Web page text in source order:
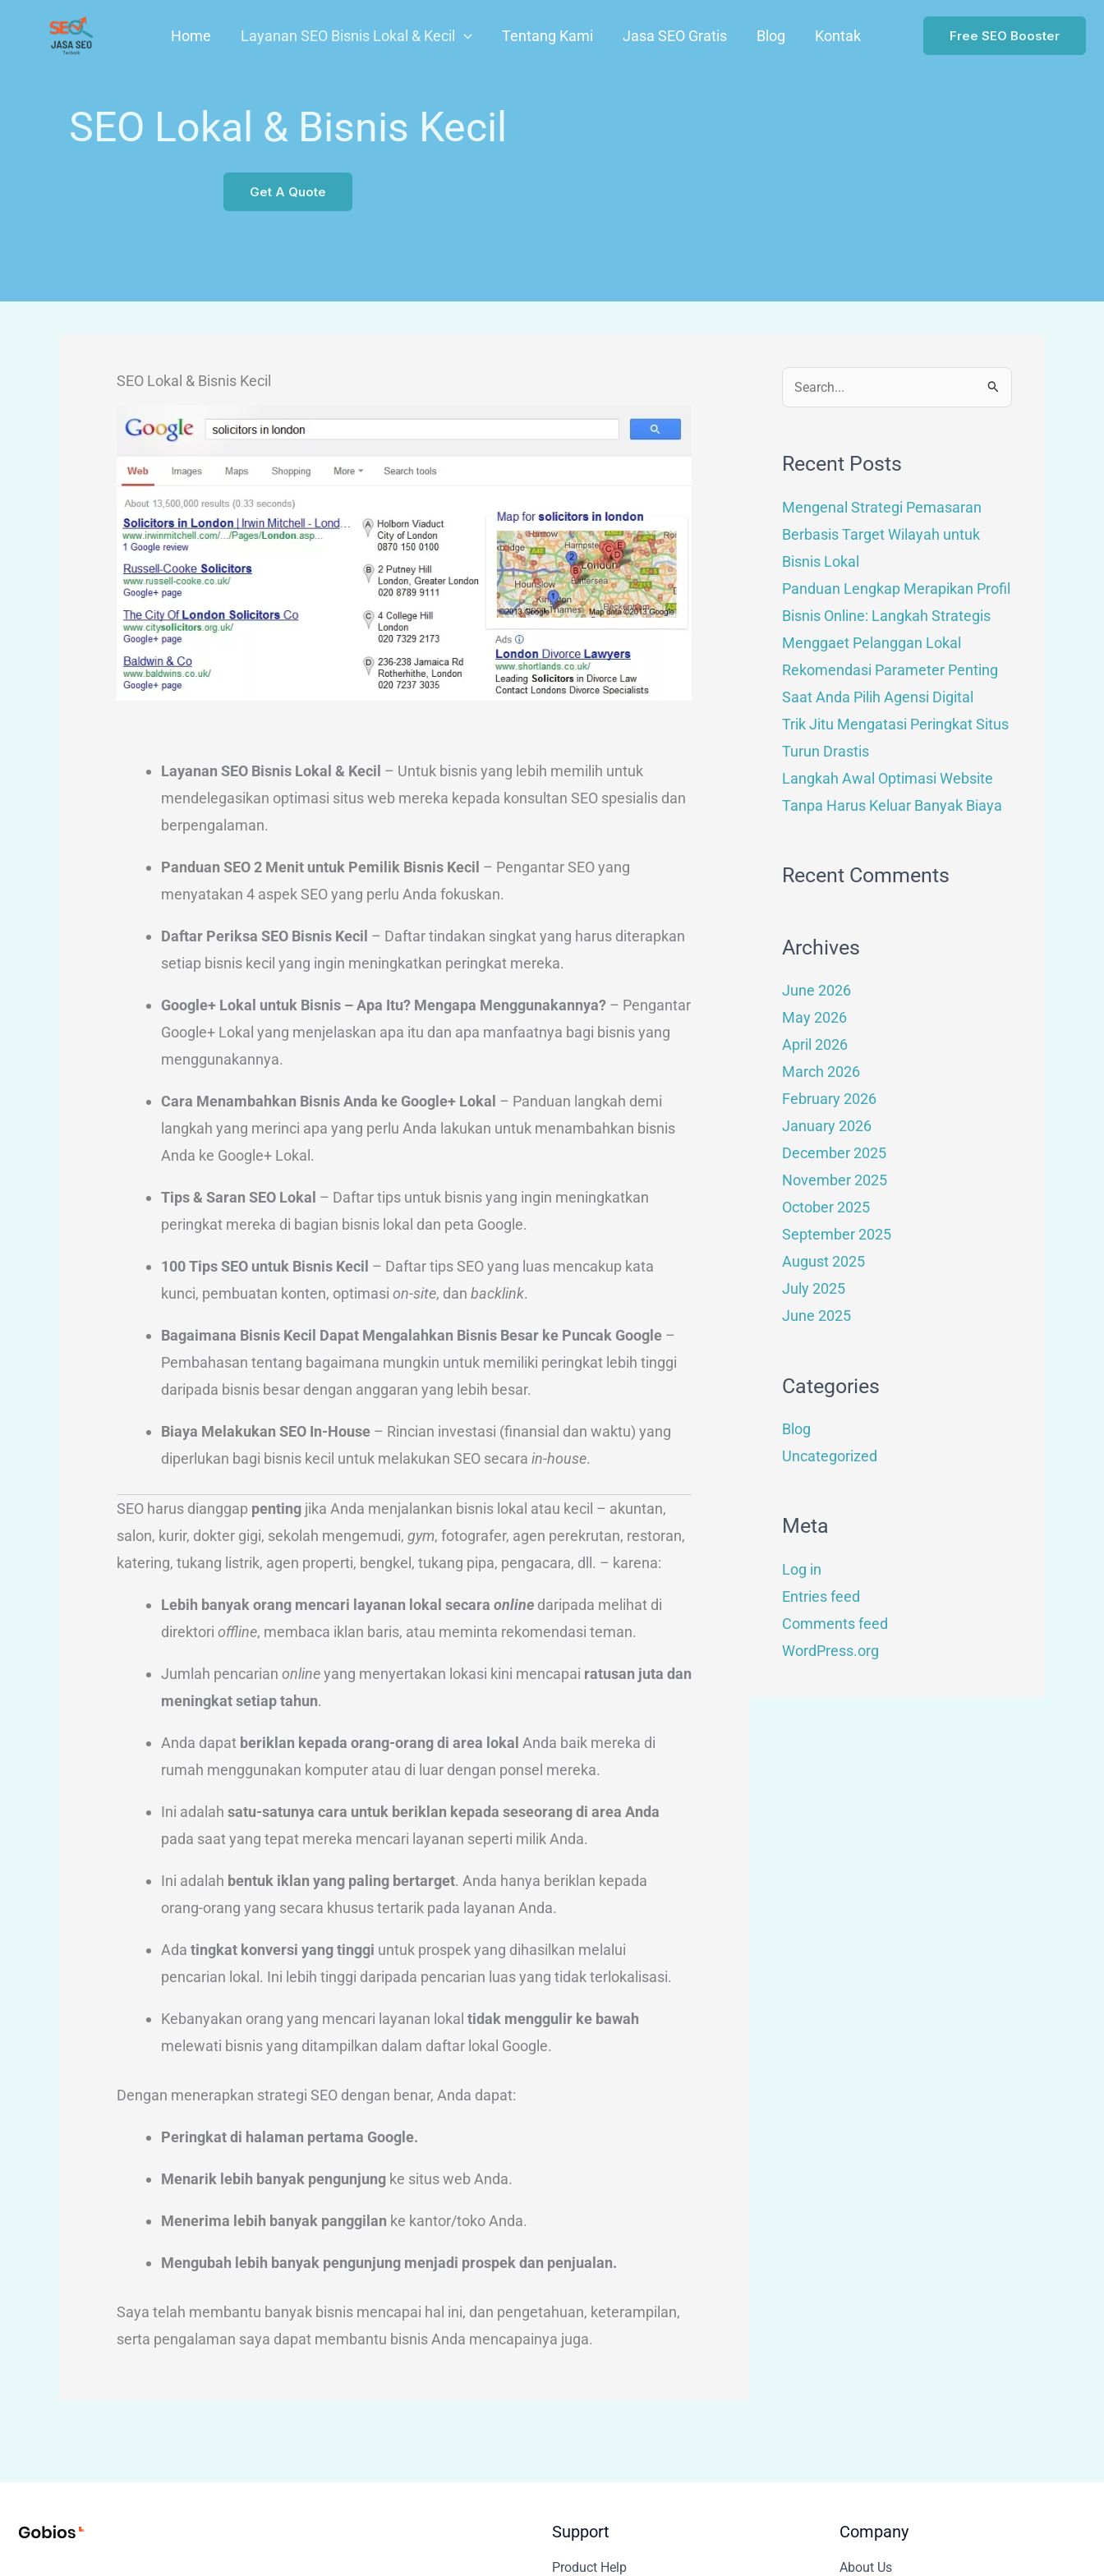
Home Layanan SEO Bisnis Lokal & Kecil Tentang Kami Jasa SEO Gratis Blog Kontak Free SEO Booster
SEO Lokal & Bisnis Kecil
Get A Quote
SEO Lokal & Bisnis Kecil
Layanan SEO Bisnis Lokal & Kecil – Untuk bisnis yang lebih memilih untuk
mendelegasikan optimasi situs web mereka kepada konsultan SEO spesialis dan
berpengalaman.
Panduan SEO 2 Menit untuk Pemilik Bisnis Kecil – Pengantar SEO yang
menyatakan 4 aspek SEO yang perlu Anda fokuskan.
Daftar Periksa SEO Bisnis Kecil – Daftar tindakan singkat yang harus diterapkan
setiap bisnis kecil yang ingin meningkatkan peringkat mereka.
Google+ Lokal untuk Bisnis – Apa Itu? Mengapa Menggunakannya? – Pengantar
Google+ Lokal yang menjelaskan apa itu dan apa manfaatnya bagi bisnis yang
menggunakannya.
Cara Menambahkan Bisnis Anda ke Google+ Lokal – Panduan langkah demi
langkah yang merinci apa yang perlu Anda lakukan untuk menambahkan bisnis
Anda ke Google+ Lokal.
Tips & Saran SEO Lokal – Daftar tips untuk bisnis yang ingin meningkatkan
peringkat mereka di bagian bisnis lokal dan peta Google.
100 Tips SEO untuk Bisnis Kecil – Daftar tips SEO yang luas mencakup kata
kunci, pembuatan konten, optimasi on-site, dan backlink.
Bagaimana Bisnis Kecil Dapat Mengalahkan Bisnis Besar ke Puncak Google –
Pembahasan tentang bagaimana mungkin untuk memiliki peringkat lebih tinggi
daripada bisnis besar dengan anggaran yang lebih besar.
Biaya Melakukan SEO In-House – Rincian investasi (finansial dan waktu) yang
diperlukan bagi bisnis kecil untuk melakukan SEO secara in-house.
SEO harus dianggap penting jika Anda menjalankan bisnis lokal atau kecil – akuntan,
salon, kurir, dokter gigi, sekolah mengemudi, gym, fotografer, agen perekrutan, restoran,
katering, tukang listrik, agen properti, bengkel, tukang pipa, pengacara, dll. – karena:
Lebih banyak orang mencari layanan lokal secara online daripada melihat di
direktori offline, membaca iklan baris, atau meminta rekomendasi teman.
Jumlah pencarian onlineyang menyertakan lokasi kini mencapai ratusan juta dan
meningkat setiap tahun.
Anda dapat beriklan kepada orang-orang di area lokal Anda baik mereka di
rumah menggunakan komputer atau di luar dengan ponsel mereka.
Ini adalah satu-satunya cara untuk beriklan kepada seseorang di area Anda
pada saat yang tepat mereka mencari layanan seperti milik Anda.
Ini adalah bentuk iklan yang paling bertarget. Anda hanya beriklan kepada
orang-orang yang secara khusus tertarik pada layanan Anda.
Ada tingkat konversi yang tinggi untuk prospek yang dihasilkan melalui
pencarian lokal. Ini lebih tinggi daripada pencarian luas yang tidak terlokalisasi.
Kebanyakan orang yang mencari layanan lokal tidak menggulir ke bawah
melewati bisnis yang ditampilkan dalam daftar lokal Google.
Dengan menerapkan strategi SEO dengan benar, Anda dapat:
Peringkat di halaman pertama Google.
Menarik lebih banyak pengunjung ke situs web Anda.
Menerima lebih banyak panggilan ke kantor/toko Anda.
Mengubah lebih banyak pengunjung menjadi prospek dan penjualan.
Saya telah membantu banyak bisnis mencapai hal ini, dan pengetahuan, keterampilan,
serta pengalaman saya dapat membantu bisnis Anda mencapainya juga.
Search
Recent Posts
Mengenal Strategi Pemasaran
Berbasis Target Wilayah untuk
Bisnis Lokal
Panduan Lengkap Merapikan Profil
Bisnis Online: Langkah Strategis
Menggaet Pelanggan Lokal
Rekomendasi Parameter Penting
Saat Anda Pilih Agensi Digital
Trik Jitu Mengatasi Peringkat Situs
Turun Drastis
Langkah Awal Optimasi Website
Tanpa Harus Keluar Banyak Biaya
Recent Comments
Archives
June 2026
May 2026
April 2026
March 2026
February 2026
January 2026
December 2025
November 2025
October 2025
September 2025
August 2025
July 2025
June 2025
Categories
Blog
Uncategorized
Meta
Log in
Entries feed
Comments feed
WordPress.org
Support
Product Help
Company
About Us